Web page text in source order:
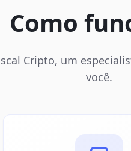
Como
Cripto, um
você.